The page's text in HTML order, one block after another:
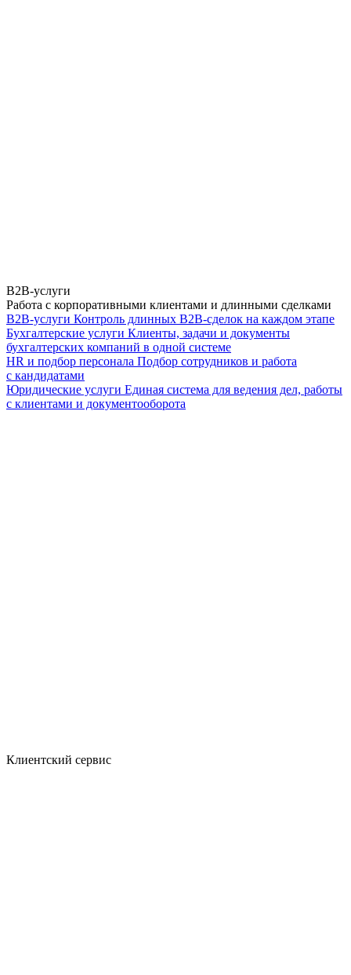
B2B-услуги
Работа с корпоративными клиентами и длинными сделками
B2B-услуги Контроль длинных B2B-сделок на каждом этапе
Бухгалтерские услуги Клиенты, задачи и документы
бухгалтерских компаний в одной системе
HR и подбор персонала Подбор сотрудников и работа
с кандидатами
Юридические услуги Единая система для ведения дел, работы
с клиентами и документооборота
Клиентский сервис